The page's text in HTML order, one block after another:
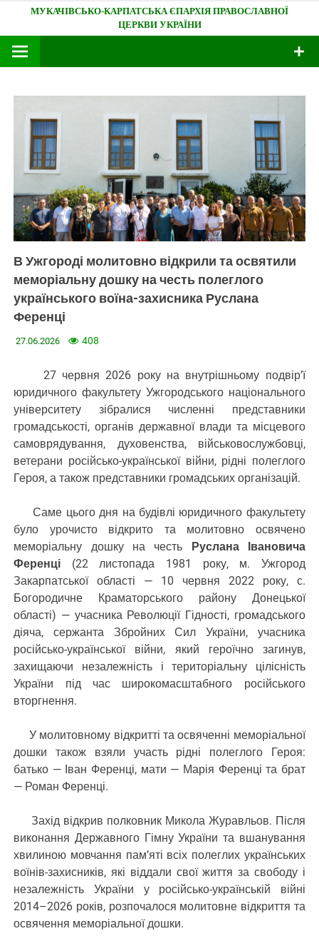
content
Мукачівсько-Карпатська єпархія
В Ужгороді молитовно відкрили та освятили
меморіальну дошку на честь полеглого
українського воїна-захисника Руслана
Ференці
27.06.2026 408
27 червня 2026 року на внутрішньому подвір’ї
юридичного факультету Ужгородського національного
університету зібралися численні представники
громадськості, органів державної влади та місцевого
самоврядування, духовенства, військовослужбовці,
ветерани російсько-української війни, рідні полеглого
Героя, а також представники громадських організацій.
Саме цього дня на будівлі юридичного факультету
було урочисто відкрито та молитовно освячено
меморіальну дошку на честь
Руслана Івановича
Ференці (22 листопада 1981 року, м. Ужгород
Закарпатської області — 10 червня 2022 року, с.
Богородичне Краматорського району Донецької
області) — учасника Революції Гідності, громадського
діяча, сержанта Збройних Сил України, учасника
російсько-української війни, який героїчно загинув,
захищаючи незалежність і територіальну цілісність
України під час широкомасштабного російського
вторгнення.
У молитовному відкритті та освяченні меморіальної
дошки також взяли участь рідні полеглого Героя:
батько — Іван Ференці, мати — Марія Ференці та брат
— Роман Ференці.
Захід відкрив полковник Микола Журавльов. Після
виконання Державного Гімну України та вшанування
хвилиною мовчання пам’яті всіх полеглих українських
воїнів-захисників, які віддали свої життя за свободу і
незалежність України у російсько-українській війні
2014–2026 років, розпочалося молитовне відкриття та
освячення меморіальної дошки.